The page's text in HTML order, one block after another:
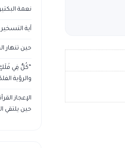
نعمة
آية
حين تنهار
“كُلٌّ فِي
والرؤية
الإعجاز
حين يلتقي